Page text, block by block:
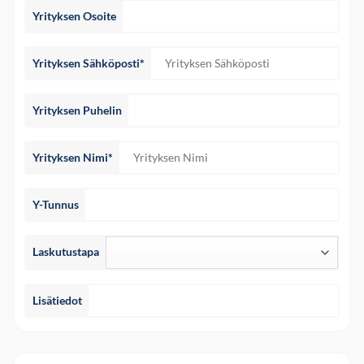
Yrityksen Osoite
Yrityksen Sähköposti*
Yrityksen Puhelin
Yrityksen Nimi*
Y-Tunnus
Laskutustapa
Lisätiedot